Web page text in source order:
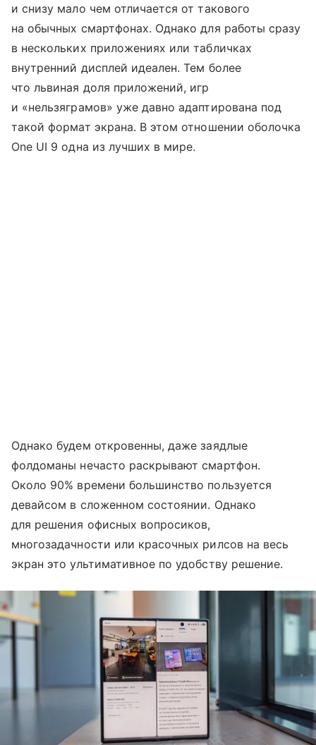
и снизу мало чем отличается от такового
на обычных смартфонах. Однако для работы сразу
в нескольких приложениях или табличках
внутренний дисплей идеален. Тем более
что львиная доля приложений, игр
и «нельзяграмов» уже давно адаптирована под
такой формат экрана. В этом отношении оболочка
One UI 9 одна из лучших в мире.
Однако будем откровенны, даже заядлые
фолдоманы нечасто раскрывают смартфон.
Около 90% времени большинство пользуется
девайсом в сложенном состоянии. Однако
для решения офисных вопросиков,
многозадачности или красочных рилсов на весь
экран это ультимативное по удобству решение.